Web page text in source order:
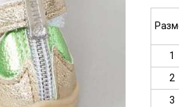
1
2
3